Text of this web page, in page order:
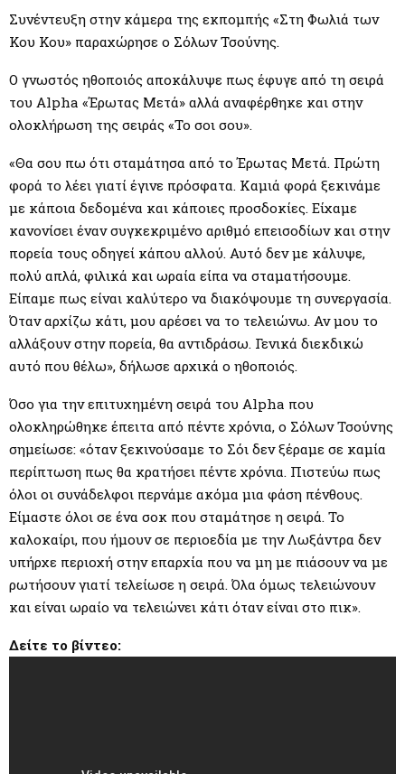
E
N
Συνέντευξη στην κάμερα της εκπομπής «Στη Φωλιά των
Κου Κου» παραχώρησε ο Σόλων Τσούνης.
Ο γνωστός ηθοποιός αποκάλυψε πως έφυγε από τη σειρά
του Alpha «Έρωτας Μετά» αλλά αναφέρθηκε και στην
ολοκλήρωση της σειράς «Το σοι σου».
«Θα σου πω ότι σταμάτησα από το Έρωτας Μετά. Πρώτη
φορά το λέει γιατί έγινε πρόσφατα. Καμιά φορά ξεκινάμε
με κάποια δεδομένα και κάποιες προσδοκίες. Είχαμε
κανονίσει έναν συγκεκριμένο αριθμό επεισοδίων και στην
πορεία τους οδηγεί κάπου αλλού. Αυτό δεν με κάλυψε,
πολύ απλά, φιλικά και ωραία είπα να σταματήσουμε.
Είπαμε πως είναι καλύτερο να διακόψουμε τη συνεργασία.
Όταν αρχίζω κάτι, μου αρέσει να το τελειώνω. Αν μου το
αλλάξουν στην πορεία, θα αντιδράσω. Γενικά διεκδικώ
αυτό που θέλω», δήλωσε αρχικά ο ηθοποιός.
Όσο για την επιτυχημένη σειρά του Alpha που
ολοκληρώθηκε έπειτα από πέντε χρόνια, ο Σόλων Τσούνης
σημείωσε: «όταν ξεκινούσαμε το Σόι δεν ξέραμε σε καμία
περίπτωση πως θα κρατήσει πέντε χρόνια. Πιστεύω πως
όλοι οι συνάδελφοι περνάμε ακόμα μια φάση πένθους.
Είμαστε όλοι σε ένα σοκ που σταμάτησε η σειρά. Το
καλοκαίρι, που ήμουν σε περιοεδία με την Λωξάντρα δεν
υπήρχε περιοχή στην επαρχία που να μη με πιάσουν να με
ρωτήσουν γιατί τελείωσε η σειρά. Όλα όμως τελειώνουν
και είναι ωραίο να τελειώνει κάτι όταν είναι στο πικ».
Δείτε το βίντεο: